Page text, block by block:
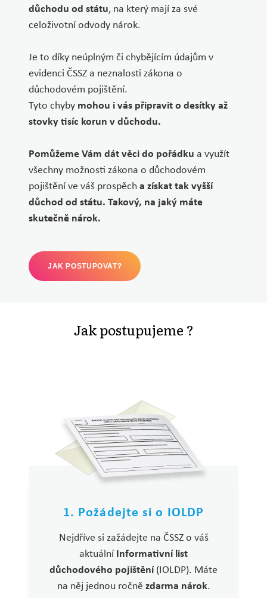
důchodu od státu, na který mají za své
celoživotní odvody nárok.
Je to díky neúplným či chybějícím údajům v
evidenci ČSSZ a neznalosti zákona o
důchodovém pojištění.
Tyto chyby mohou i vás připravit o desítky až
stovky tisíc korun v důchodu.
Pomůžeme Vám dát věci do pořádku a využít
všechny možnosti zákona o důchodovém
pojištění ve váš prospěcha získat tak vyšší
důchod od státu. Takový, na jaký máte
skutečně nárok.
JAK POSTUPOVAT?
Jak postupujeme ?
1. Požádejte si o IOLDP
Nejdříve si zažádejte na ČSSZ o váš
aktuální Informativní list
důchodového pojištění(IOLDP). Máte
na něj jednou ročně zdarma nárok.